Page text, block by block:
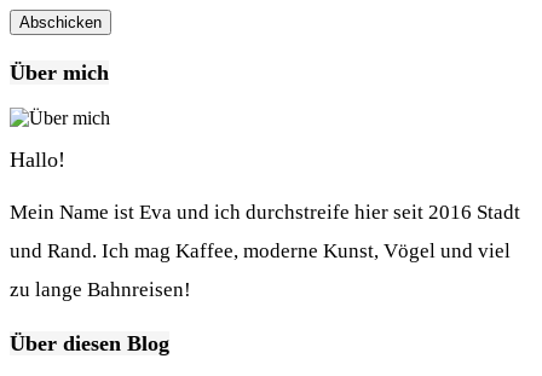
Über mich
Hallo!
Mein Name ist Eva und ich durchstreife hier seit 2016 Stadt
und Rand. Ich mag Kaffee, moderne Kunst, Vögel und viel
zu lange Bahnreisen!
Über diesen Blog